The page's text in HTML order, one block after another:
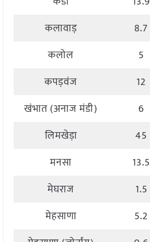
कलावाड़
8.7
कलोल
5
कपड़वंज
12
खंभात (अनाज मंडी)
6
लिमखेड़ा
45
मनसा
13.5
मेघराज
1.5
मेहसाणा
5.2